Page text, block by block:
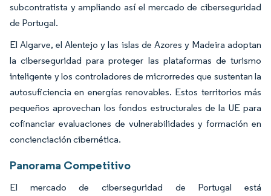
subcontratista y ampliando así el mercado de ciberseguridad
de Portugal.
El Algarve, el Alentejo y las islas de Azores y Madeira adoptan
la ciberseguridad para proteger las plataformas de turismo
inteligente y los controladores de microrredes que sustentan la
autosuficiencia en energías renovables. Estos territorios más
pequeños aprovechan los fondos estructurales de la UE para
cofinanciar evaluaciones de vulnerabilidades y formación en
concienciación cibernética.
Panorama Competitivo
El mercado de ciberseguridad de Portugal está